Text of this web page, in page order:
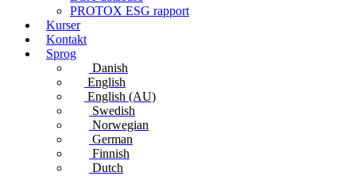
PROTOX ESG rapport
Kurser
Kontakt
Sprog
Danish
English
English (AU)
Swedish
Norwegian
German
Finnish
Dutch